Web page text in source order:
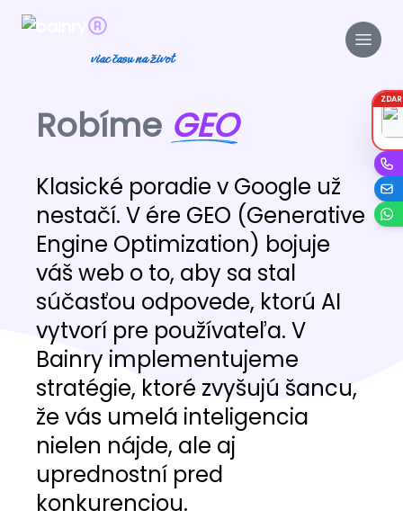
viac času na život
Robíme GEO
Klasické poradie v Google už
nestačí. V ére GEO (Generative
Engine Optimization) bojuje
váš web o to, aby sa stal
súčasťou odpovede, ktorú AI
vytvorí pre používateľa. V
Bainry implementujeme
stratégie, ktoré zvyšujú šancu,
že vás umelá inteligencia
nielen nájde, ale aj
uprednostní pred
konkurenciou.